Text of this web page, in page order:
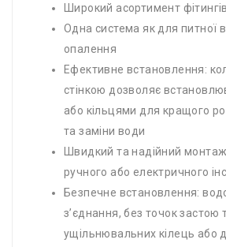
Широкий асортимент
Одна система як для питної
опалення
Ефективне встановлення:
стінкою дозволяє
або кільцями для кращого
та заміни води
Швидкий та надійний
ручного або електричного
Безпечне встановлення:
з’єднання, без точок застою
ущільнювальних кілець або